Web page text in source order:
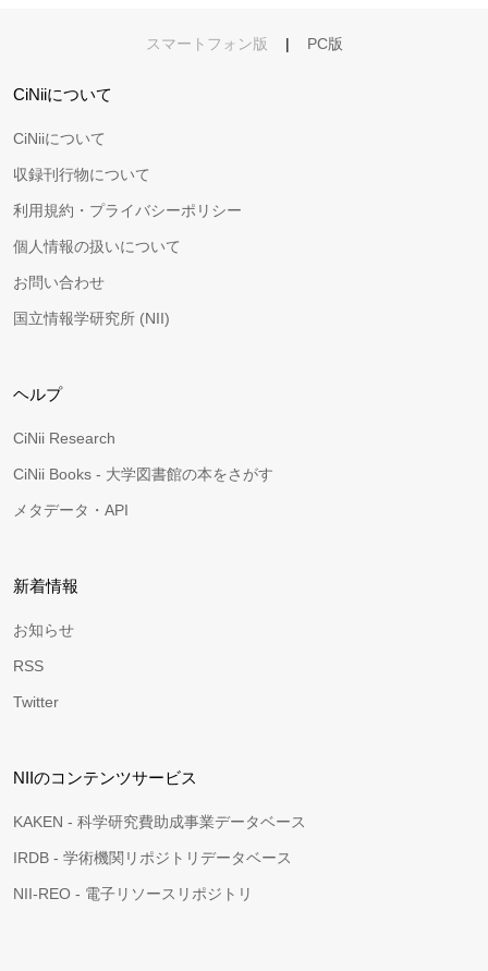
スマートフォン版 | PC版
CiNiiについて
CiNiiについて
収録刊行物について
利用規約・プライバシーポリシー
個人情報の扱いについて
お問い合わせ
国立情報学研究所 (NII)
ヘルプ
CiNii Research
CiNii Books - 大学図書館の本をさがす
メタデータ・API
新着情報
お知らせ
RSS
Twitter
NIIのコンテンツサービス
KAKEN - 科学研究費助成事業データベース
IRDB - 学術機関リポジトリデータベース
NII-REO - 電子リソースリポジトリ